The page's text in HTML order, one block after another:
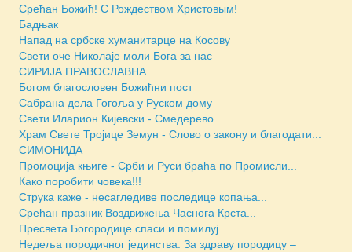
Срећан Божић! С Рождеством Христовым!
Бадњак
Напад на србске хуманитарце на Косову
Свети оче Николаје моли Бога за нас
СИРИЈА ПРАВОСЛАВНА
Богом благословен Божићни пост
Сабрана дела Гогоља у Руском дому
Свети Иларион Кијевски - Смедерево
Храм Свете Тројице Земун - Слово о закону и благодати...
СИМОНИДА
Промоција књиге - Срби и Руси браћа по Промисли...
Како поробити човека!!!
Струка каже - несагледиве последице копања...
Срећан празник Воздвижења Часнога Крста...
Пресвета Богородице спаси и помилуј
Недеља породичног јединства: За здраву породицу –